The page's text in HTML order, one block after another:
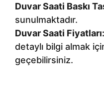
Duvar Saati Baskı
sunulmaktadır.
Duvar Saati Fiyatları:
detaylı bilgi almak
geçebilirsiniz.